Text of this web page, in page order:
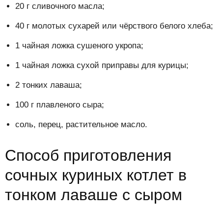
20 г сливочного масла;
40 г молотых сухарей или чёрствого белого хлеба;
1 чайная ложка сушеного укропа;
1 чайная ложка сухой приправы для курицы;
2 тонких лаваша;
100 г плавленого сыра;
соль, перец, растительное масло.
Способ приготовления
сочных куриных котлет в
тонком лаваше с сыром